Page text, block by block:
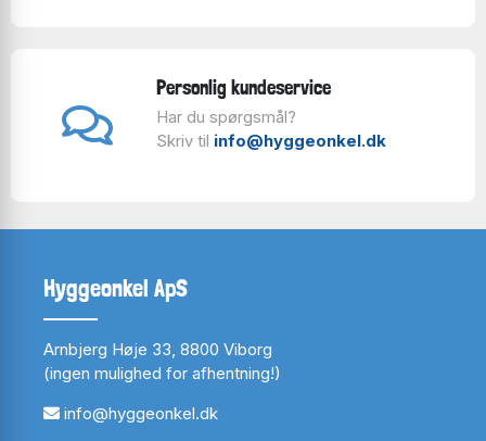
Personlig kundeservice
Har du spørgsmål?
Skriv til info@hyggeonkel.dk
Hyggeonkel ApS
Arnbjerg Høje 33, 8800 Viborg
(ingen mulighed for afhentning!)
info@hyggeonkel.dk